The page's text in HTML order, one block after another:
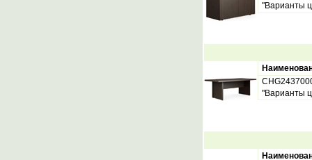
"Варианты
"Варианты